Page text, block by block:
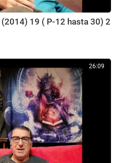
19 ( P-12 hasta 30) 2
26:09